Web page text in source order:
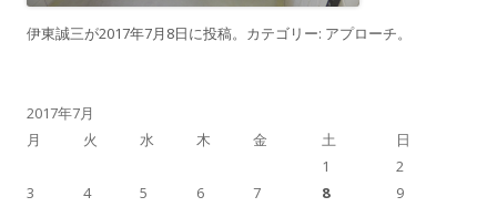
伊東誠三が2017年7月8日に投稿。カテゴリー: アプローチ。
2017年7月
月
火 水 木 金 土 日
1
2
3
4 5 6 7 8
9